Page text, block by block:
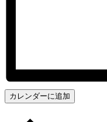
カレンダーに追加